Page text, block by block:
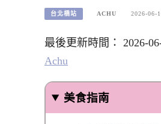
台北橋站 ACHU 2026-06-
最後更新時間： 2026-
Achu
美食指南